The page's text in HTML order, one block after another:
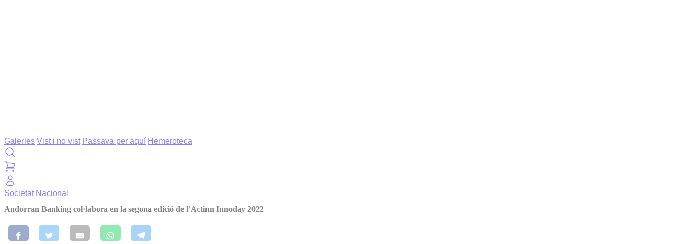
Galeries Vist i no vist Passava per aquí Hemeroteca
Societat Nacional
Andorran Banking col·labora en la segona edició de l’Actinn Innoday 2022